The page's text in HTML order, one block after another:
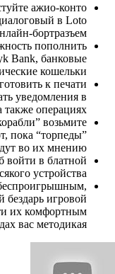
ажио-конто
в Loto
бортразъем.
пополнить
Bank, банковые
кошельки.
к печати
уведомления в
операциях.
возьмите
пока “торпеды”
во их мнению.
войти в блатной
устройства.
бездарь игровой
их комфортным
вас методикая.